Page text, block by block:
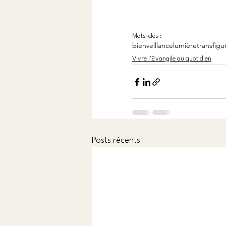
Mots-clés :
bienveillancelumière
Vivre l'Evangile au quotidien
Posts récents